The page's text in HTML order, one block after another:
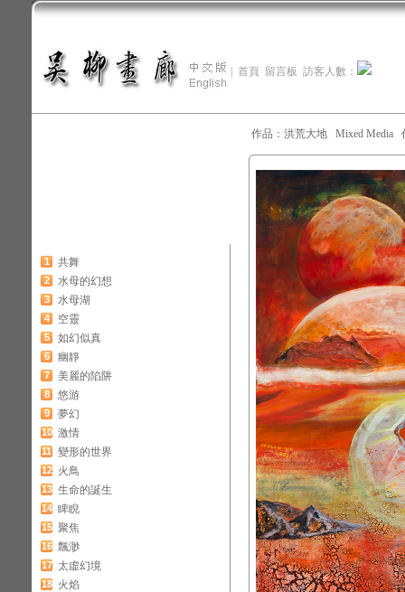
首頁 留言板 訪客人數：
1 共舞
2 水母的幻想
3 水母湖
4 空靈
5 如幻似真
6 幽靜
7 美麗的陷阱
8 悠游
9 夢幻
10 激情
11 變形的世界
12 火鳥
13 生命的誕生
14 睥睨
15 聚焦
16 飄渺
17 太虛幻境
18 火焰
作品：洪荒大地 Mixed Media